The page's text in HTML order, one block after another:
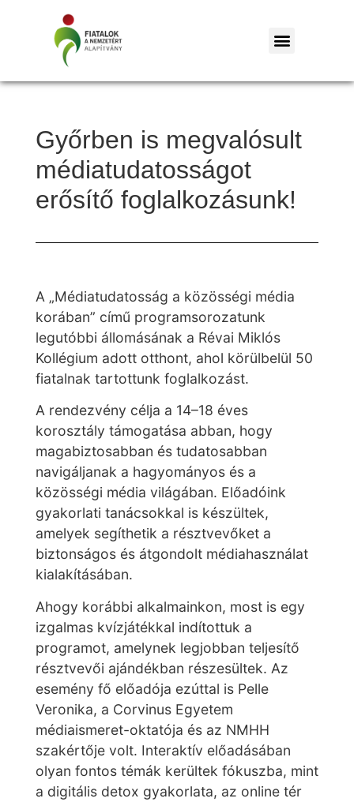
Győrben is megvalósult
médiatudatosságot
erősítő foglalkozásunk!
A „Médiatudatosság a közösségi média
korában” című programsorozatunk
legutóbbi állomásának a Révai Miklós
Kollégium adott otthont, ahol körülbelül 50
fiatalnak tartottunk foglalkozást.
A rendezvény célja a 14–18 éves
korosztály támogatása abban, hogy
magabiztosabban és tudatosabban
navigáljanak a hagyományos és a
közösségi média világában. Előadóink
gyakorlati tanácsokkal is készültek,
amelyek segíthetik a résztvevőket a
biztonságos és átgondolt médiahasználat
kialakításában.
Ahogy korábbi alkalmainkon, most is egy
izgalmas kvízjátékkal indítottuk a
programot, amelynek legjobban teljesítő
résztvevői ajándékban részesültek. Az
esemény fő előadója ezúttal is Pelle
Veronika, a Corvinus Egyetem
médiaismeret-oktatója és az NMHH
szakértője volt. Interaktív előadásában
olyan fontos témák kerültek fókuszba, mint
a digitális detox gyakorlata, az online tér